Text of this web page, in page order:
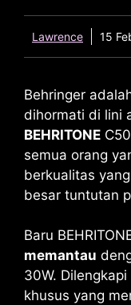
Lawrence 15
Behringer
dihormati di lini
BEHRITONE
semua orang
berkualitas
besar tuntutan
Baru
memantau
30W.
khusus yang